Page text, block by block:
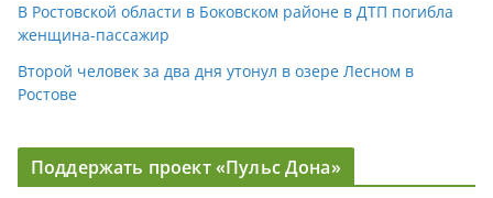
В Ростовской области в Боковском районе в ДТП погибла
женщина-пассажир
Второй человек за два дня утонул в озере Лесном в
Ростове
Поддержать проект «Пульс Дона»